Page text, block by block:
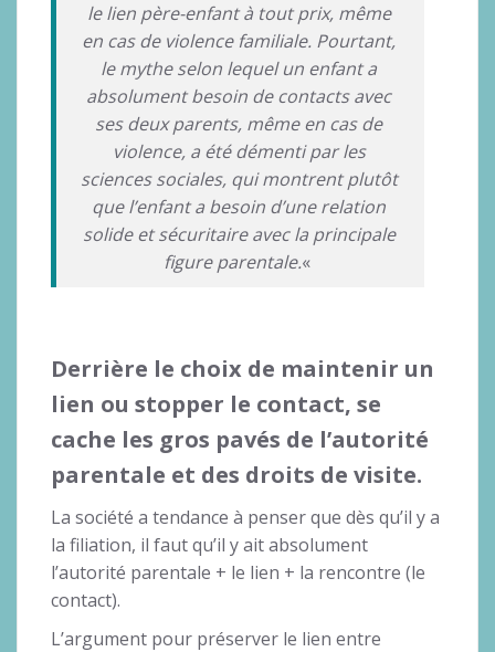
le lien père-enfant à tout prix, même
en cas de violence familiale. Pourtant,
le mythe selon lequel un enfant a
absolument besoin de contacts avec
ses deux parents, même en cas de
violence, a été démenti par les
sciences sociales, qui montrent plutôt
que l’enfant a besoin d’une relation
solide et sécuritaire avec la principale
figure parentale.«
Derrière le choix de maintenir un
lien ou stopper le contact, se
cache les gros pavés de l’autorité
parentale et des droits de visite.
La société a tendance à penser que dès qu’il y a
la filiation, il faut qu’il y ait absolument
l’autorité parentale + le lien + la rencontre (le
contact).
L’argument pour préserver le lien entre